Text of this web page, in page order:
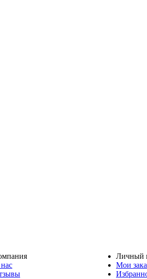
Личный
Мои